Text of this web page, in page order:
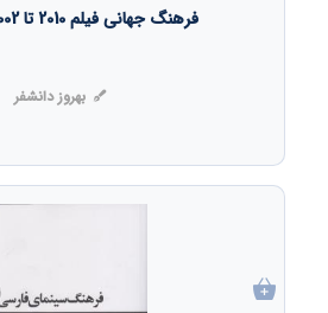
فرهنگ جهانی فیلم 2010 تا 2002جلد پنجم
بهروز دانشفر